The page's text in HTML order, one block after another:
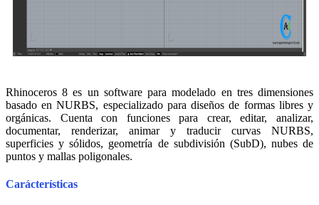
Rhinoceros 8 es un software para modelado en tres dimensiones
basado en NURBS, especializado para diseños de formas libres y
orgánicas. Cuenta con funciones para crear, editar, analizar,
documentar, renderizar, animar y traducir curvas NURBS,
superficies y sólidos, geometría de subdivisión (SubD), nubes de
puntos y mallas poligonales.
Carácterísticas